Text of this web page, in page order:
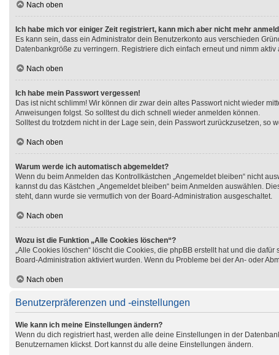
Nach oben
Ich habe mich vor einiger Zeit registriert, kann mich aber nicht mehr
Es kann sein, dass ein Administrator dein Benutzerkonto aus verschieden
Datenbankgröße zu verringern. Registriere dich einfach erneut und nimm
Nach oben
Ich habe mein Passwort vergessen!
Das ist nicht schlimm! Wir können dir zwar dein altes Passwort nicht wieder
Anweisungen folgst. So solltest du dich schnell wieder anmelden können.
Solltest du trotzdem nicht in der Lage sein, dein Passwort zurückzusetzen, so
Nach oben
Warum werde ich automatisch abgemeldet?
Wenn du beim Anmelden das Kontrollkästchen „Angemeldet bleiben“ nicht
kannst du das Kästchen „Angemeldet bleiben“ beim Anmelden auswählen.
steht, dann wurde sie vermutlich von der Board-Administration ausgeschaltet.
Nach oben
Wozu ist die Funktion „Alle Cookies löschen“?
„Alle Cookies löschen“ löscht die Cookies, die phpBB erstellt hat und die
Board-Administration aktiviert wurden. Wenn du Probleme bei der An- oder
Nach oben
Benutzerpräferenzen und -einstellungen
Wie kann ich meine Einstellungen ändern?
Wenn du dich registriert hast, werden alle deine Einstellungen in der
Benutzernamen klickst. Dort kannst du alle deine Einstellungen ändern.